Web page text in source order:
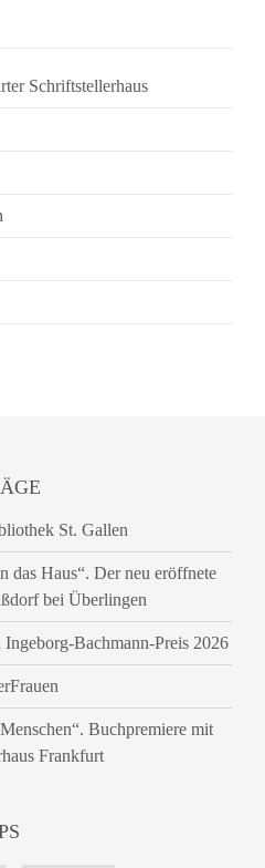
Schriftstellerhaus
St. Gallen
das Haus“. Der neu eröffnete
bei Überlingen
Bachmann-Preis 2026
Buchpremiere mit
Frankfurt